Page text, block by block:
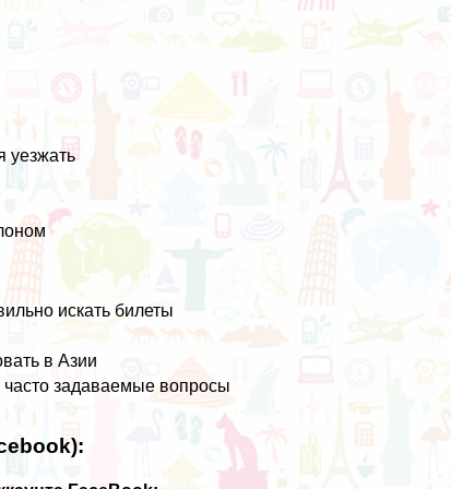
уезжать
искать билеты
в Азии
часто задаваемые вопросы